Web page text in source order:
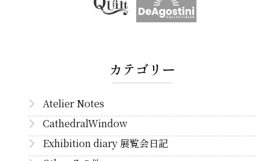
カテゴリー
Atelier Notes
CathedralWindow
Exhibition diary 展覧会日記